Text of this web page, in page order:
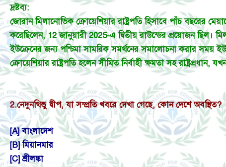
দ্রষ্টব্য:
জোরান মিলানোভিক ক্রোয়েশিয়ার রাষ্ট্রপতি হিসাবে পাঁচ বছরের
করেছিলেন, 12 জানুয়ারী 2025-এ দ্বিতীয় রাউন্ডের প্রয়োজন ছিল।
ইউক্রেনের জন্য পশ্চিমা সামরিক সমর্থনের সমালোচনা করার সময়
ক্রোয়েশিয়ার রাষ্ট্রপতি হলেন সীমিত নির্বাহী ক্ষমতা সহ রাষ্ট্রপ্রধান,
2.নেদুনথিভু দ্বীপ, যা সম্প্রতি খবরে দেখা গেছে, কোন দেশে অবস্থিত?
[A] বাংলাদেশ
[B] মিয়ানমার
[C] শ্রীলঙ্কা